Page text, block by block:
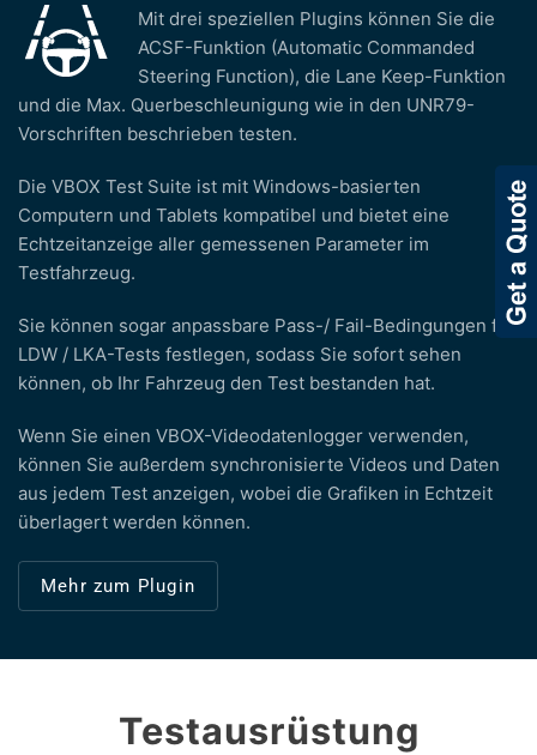
Mit drei speziellen Plugins können Sie die
ACSF-Funktion (Automatic Commanded
Steering Function), die Lane Keep-Funktion
und die Max. Querbeschleunigung wie in den UNR79-
Vorschriften beschrieben testen.
Die VBOX Test Suite ist mit Windows-basierten
Computern und Tablets kompatibel und bietet eine
Echtzeitanzeige aller gemessenen Parameter im
Testfahrzeug.
Sie können sogar anpassbare Pass-/ Fail-Bedingungen für
LDW / LKA-Tests festlegen, sodass Sie sofort sehen
können, ob Ihr Fahrzeug den Test bestanden hat.
Wenn Sie einen VBOX-Videodatenlogger verwenden,
können Sie außerdem synchronisierte Videos und Daten
aus jedem Test anzeigen, wobei die Grafiken in Echtzeit
überlagert werden können.
Mehr zum Plugin
Testausrüstung